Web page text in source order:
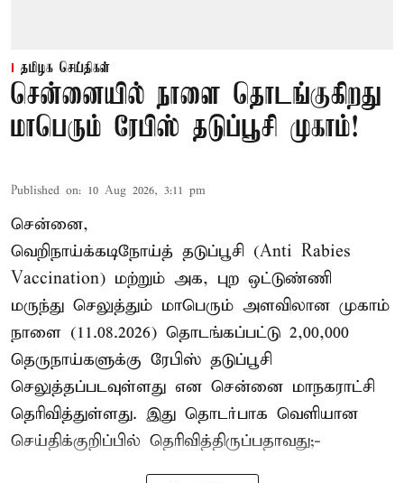
தமிழக செய்திகள்
சென்னையில் நாளை தொடங்குகிறது
மாபெரும் ரேபிஸ் தடுப்பூசி முகாம்!
Published on: 10 Aug 2026, 3:11 pm
சென்னை,
வெறிநாய்க்கடிநோய்த் தடுப்பூசி (Anti Rabies
Vaccination) மற்றும் அக, புற ஒட்டுண்ணி
மருந்து செலுத்தும் மாபெரும் அளவிலான முகாம்
நாளை (11.08.2026) தொடங்கப்பட்டு 2,00,000
தெருநாய்களுக்கு ரேபிஸ் தடுப்பூசி
செலுத்தப்படவுள்ளது என சென்னை மாநகராட்சி
தெரிவித்துள்ளது. இது தொடர்பாக வெளியான
செய்திக்குறிப்பில் தெரிவித்திருப்பதாவது;-